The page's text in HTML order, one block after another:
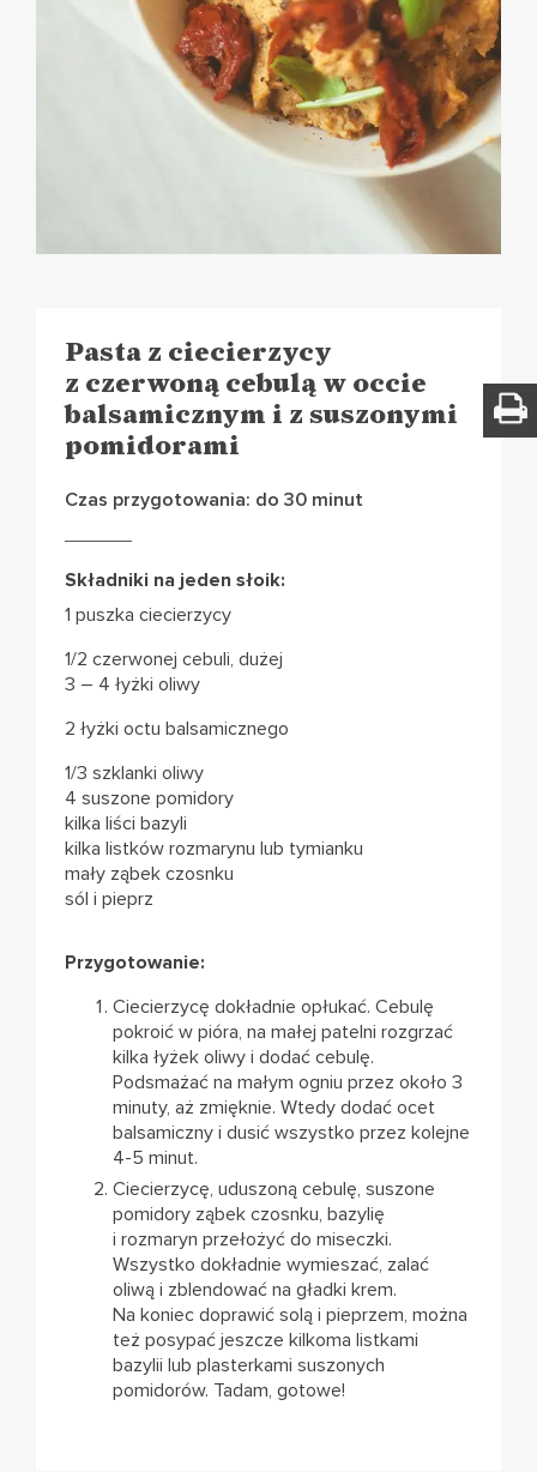
Pasta z ciecierzycy
z czerwoną cebulą w occie
balsamicznym i z suszonymi
pomidorami
Czas przygotowania: do 30 minut
Składniki na jeden słoik:
1 puszka ciecierzycy
1/2 czerwonej cebuli, dużej
3 – 4 łyżki oliwy
2 łyżki octu balsamicznego
1/3 szklanki oliwy
4 suszone pomidory
kilka liści bazyli
kilka listków rozmarynu lub tymianku
mały ząbek czosnku
sól i pieprz
Przygotowanie:
Ciecierzycę dokładnie opłukać. Cebulę
pokroić w pióra, na małej patelni rozgrzać
kilka łyżek oliwy i dodać cebulę.
Podsmażać na małym ogniu przez około 3
minuty, aż zmięknie. Wtedy dodać ocet
balsamiczny i dusić wszystko przez kolejne
4-5 minut.
Ciecierzycę, uduszoną cebulę, suszone
pomidory ząbek czosnku, bazylię
i rozmaryn przełożyć do miseczki.
Wszystko dokładnie wymieszać, zalać
oliwą i zblendować na gładki krem.
Na koniec doprawić solą i pieprzem, można
też posypać jeszcze kilkoma listkami
bazylii lub plasterkami suszonych
pomidorów. Tadam, gotowe!